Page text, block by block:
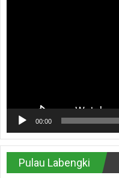
00:00
Pulau Labengki